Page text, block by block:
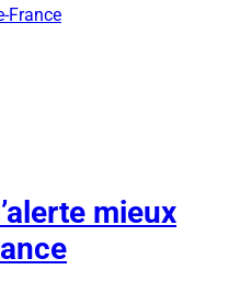
France
mieux